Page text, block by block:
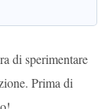
di sperimentare
Prima di